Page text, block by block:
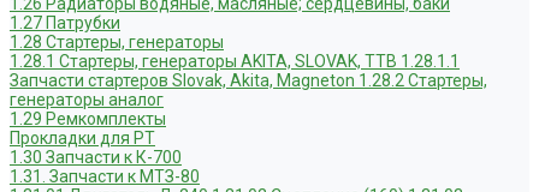
1.27 Патрубки
1.28 Стартеры, генераторы
1.28.1 Стартеры, генераторы AKITA, SLOVAK, ТТВ 1.28.1.1
Запчасти стартеров Slovak, Akita, Magneton 1.28.2 Стартеры,
генераторы аналог
1.29 Ремкомплекты
Прокладки для РТ
1.30 Запчасти к К-700
1.31. Запчасти к МТЗ-80